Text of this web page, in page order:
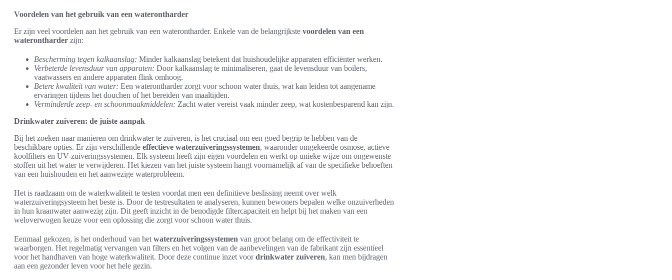
Voordelen van het gebruik van een waterontharder
Er zijn veel voordelen aan het gebruik van een waterontharder. Enkele van de belangrijkste voordelen van een
waterontharder zijn:
Bescherming tegen kalkaanslag: Minder kalkaanslag betekent dat huishoudelijke apparaten efficiënter werken.
Verbeterde levensduur van apparaten: Door kalkaanslag te minimaliseren, gaat de levensduur van boilers,
vaatwassers en andere apparaten flink omhoog.
Betere kwaliteit van water: Een waterontharder zorgt voor schoon water thuis, wat kan leiden tot aangename
ervaringen tijdens het douchen of het bereiden van maaltijden.
Verminderde zeep- en schoonmaakmiddelen: Zacht water vereist vaak minder zeep, wat kostenbesparend kan zijn.
Drinkwater zuiveren: de juiste aanpak
Bij het zoeken naar manieren om drinkwater te zuiveren, is het cruciaal om een goed begrip te hebben van de
beschikbare opties. Er zijn verschillende effectieve waterzuiveringssystemen, waaronder omgekeerde osmose, actieve
koolfilters en UV-zuiveringssystemen. Elk systeem heeft zijn eigen voordelen en werkt op unieke wijze om ongewenste
stoffen uit het water te verwijderen. Het kiezen van het juiste systeem hangt voornamelijk af van de specifieke behoeften
van een huishouden en het aanwezige waterprobleem.
Het is raadzaam om de waterkwaliteit te testen voordat men een definitieve beslissing neemt over welk
waterzuiveringsysteem het beste is. Door de testresultaten te analyseren, kunnen bewoners bepalen welke onzuiverheden
in hun kraanwater aanwezig zijn. Dit geeft inzicht in de benodigde filtercapaciteit en helpt bij het maken van een
weloverwogen keuze voor een oplossing die zorgt voor schoon water thuis.
Eenmaal gekozen, is het onderhoud van het waterzuiveringssystemen van groot belang om de effectiviteit te
waarborgen. Het regelmatig vervangen van filters en het volgen van de aanbevelingen van de fabrikant zijn essentieel
voor het handhaven van hoge waterkwaliteit. Door deze continue inzet voordrinkwater zuiveren, kan men bijdragen
aan een gezonder leven voor het hele gezin.